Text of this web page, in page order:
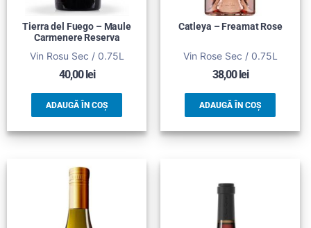
Tierra del Fuego – Maule
Carmenere Reserva
Vin Rosu Sec / 0.75L
40,00lei
ADAUGĂ ÎN COȘ
Catleya – Freamat Rose
Vin Rose Sec / 0.75L
38,00lei
ADAUGĂ ÎN COȘ